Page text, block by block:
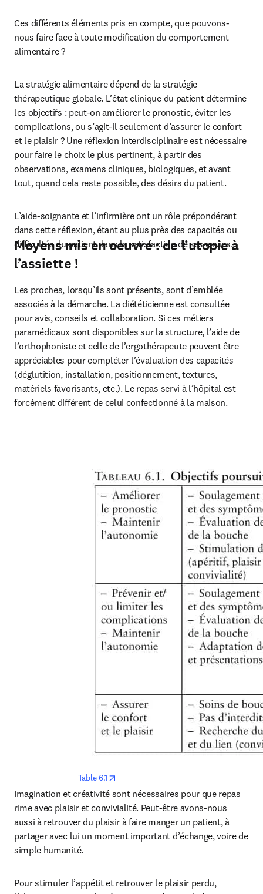
Ces différents éléments pris en compte, que pouvons-
nous faire face à toute modification du comportement
alimentaire ?
La stratégie alimentaire dépend de la stratégie
thérapeutique globale. L’état clinique du patient détermine
les objectifs : peut-on améliorer le pronostic, éviter les
complications, ou s’agit-il seulement d’assurer le confort
et le plaisir ? Une réflexion interdisciplinaire est nécessaire
pour faire le choix le plus pertinent, à partir des
observations, examens cliniques, biologiques, et avant
tout, quand cela reste possible, des désirs du patient.
L’aide-soignante et l’infirmière ont un rôle prépondérant
dans cette réflexion, étant au plus près des capacités ou
difficultés du patient dans la satisfaction de ses envies.
Moyens mis en oeuvre : de l’utopie à
l’assiette !
Les proches, lorsqu’ils sont présents, sont d’emblée
associés à la démarche. La diététicienne est consultée
pour avis, conseils et collaboration. Si ces métiers
paramédicaux sont disponibles sur la structure, l’aide de
l’orthophoniste et celle de l’ergothérapeute peuvent être
appréciables pour compléter l’évaluation des capacités
(déglutition, installation, positionnement, textures,
matériels favorisants, etc.). Le repas servi à l’hôpital est
forcément différent de celui confectionné à la maison.
Table 6.1
Imagination et créativité sont nécessaires pour que repas
rime avec plaisir et convivialité. Peut-être avons-nous
aussi à retrouver du plaisir à faire manger un patient, à
partager avec lui un moment important d’échange, voire de
simple humanité.
Pour stimuler l’appétit et retrouver le plaisir perdu,